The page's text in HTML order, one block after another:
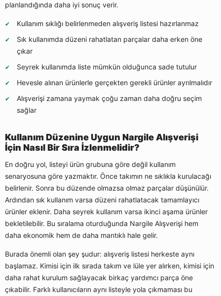
planlandığında daha iyi sonuç verir.
Kullanım sıklığı belirlenmeden alışveriş listesi hazırlanmaz
Sık kullanımda düzeni rahatlatan parçalar daha erken öne
çıkar
Seyrek kullanımda liste mümkün olduğunca sade tutulur
Hevesle alınan ürünlerle gerçekten gerekli ürünler ayrılmalıdır
Alışverişi zamana yaymak çoğu zaman daha doğru seçim
sağlar
Kullanım Düzenine Uygun Nargile Alışverişi
İçin Nasıl Bir Sıra İzlenmelidir?
En doğru yol, listeyi ürün grubuna göre değil kullanım
senaryosuna göre yazmaktır. Önce takımın ne sıklıkla kurulacağı
belirlenir. Sonra bu düzende olmazsa olmaz parçalar düşünülür.
Ardından sık kullanım varsa düzeni rahatlatacak tamamlayıcı
ürünler eklenir. Daha seyrek kullanım varsa ikinci aşama ürünler
bekletilebilir. Bu sıralama oturduğunda Nargile Alışverişi hem
daha ekonomik hem de daha mantıklı hale gelir.
Burada önemli olan şey şudur: alışveriş listesi herkeste aynı
başlamaz. Kimisi için ilk sırada takım ve lüle yer alırken, kimisi için
daha rahat kurulum sağlayacak birkaç yardımcı parça öne
çıkabilir. Farklı kullanıcıların aynı listeyle yola çıkmaması bu